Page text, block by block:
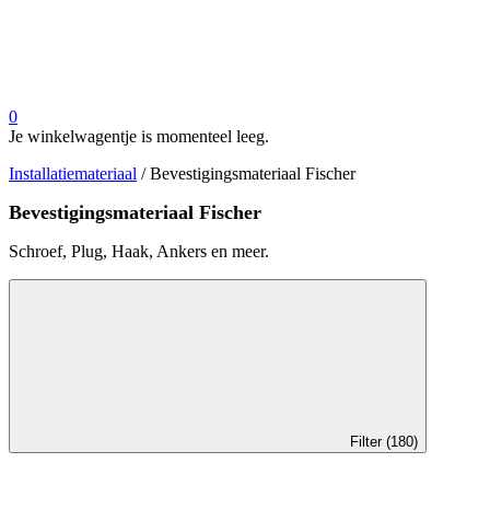
0
Je winkelwagentje is momenteel leeg.
Installatiemateriaal / Bevestigingsmateriaal Fischer
Bevestigingsmateriaal Fischer
Schroef, Plug, Haak, Ankers en meer.
Filter (180)